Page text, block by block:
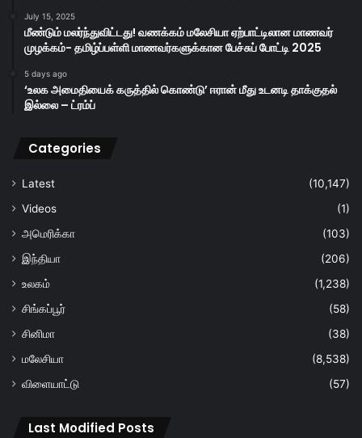
July 15, 2025
மீண்டும் மலர்ந்துவிட்டது! வணக்கம் மலேசியா ஏற்பாட்டிலான மாணவர்
முழக்கம்- தமிழ்ப்பள்ளி மாணவர்களுக்கான பேச்சுப் போட்டி 2025
5 days ago
‘உலக அமைதியைக் கருத்தில் கொண்டு’ ஈரான் மீது உடனடி தாக்குதல்
இல்லை – ட்ரம்ப்
Categories
Latest
(10,147)
Videos
(1)
அமெரிக்கா
(103)
இந்தியா
(206)
உலகம்
(1,238)
சிங்கப்பூர்
(58)
சினிமா
(38)
மலேசியா
(8,538)
விளையாட்டு
(57)
Last Modified Posts